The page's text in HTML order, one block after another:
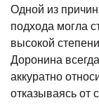
Одной из
подхода могла
высокой
Доронина
аккуратно
отказываясь от